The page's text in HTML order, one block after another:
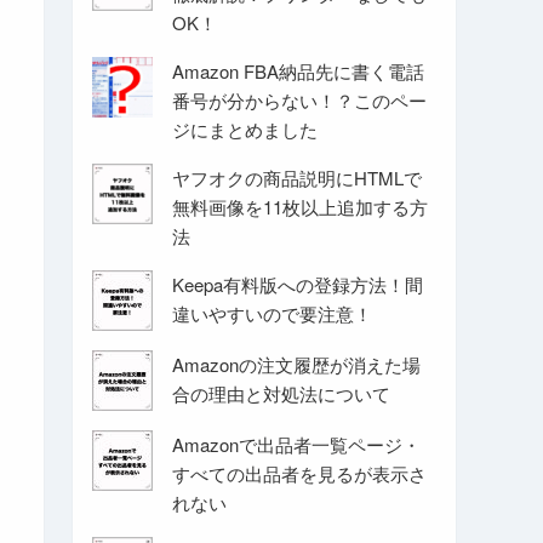
OK！
Amazon FBA納品先に書く電話
番号が分からない！？このペー
ジにまとめました
ヤフオクの商品説明にHTMLで
無料画像を11枚以上追加する方
法
Keepa有料版への登録方法！間
違いやすいので要注意！
Amazonの注文履歴が消えた場
合の理由と対処法について
Amazonで出品者一覧ページ・
すべての出品者を見るが表示さ
れない